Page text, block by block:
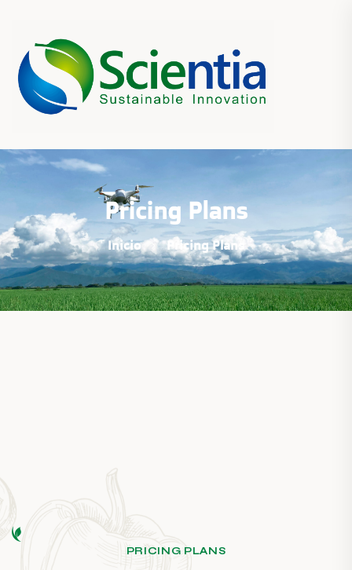
Pricing Plans
Inicio Pricing Plans
PRICING PLANS